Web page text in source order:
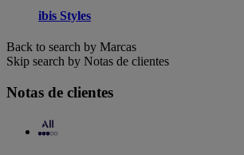
ibis Styles
Back to search by Marcas
Skip search by Notas de clientes
Notas de clientes